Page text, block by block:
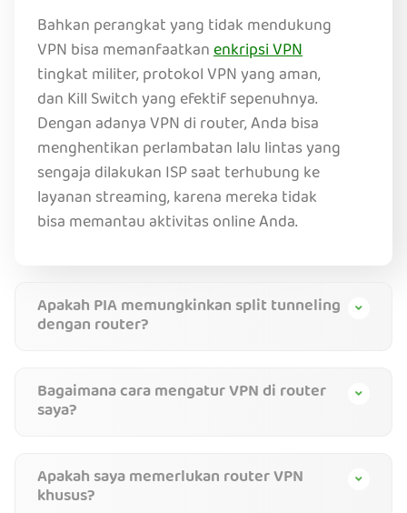
Bahkan perangkat yang tidak mendukung
VPN bisa memanfaatkanenkripsi VPN
tingkat militer, protokol VPN yang aman,
dan Kill Switch yang efektif sepenuhnya.
Dengan adanya VPN di router, Anda bisa
menghentikan perlambatan lalu lintas yang
sengaja dilakukan ISP saat terhubung ke
layanan streaming, karena mereka tidak
bisa memantau aktivitas online Anda.
Apakah PIA memungkinkan split tunneling
dengan router?
Bagaimana cara mengatur VPN di router
saya?
Apakah saya memerlukan router VPN
khusus?